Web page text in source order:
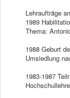
Lehraufträge
1989
Thema:
1988 Geburt
Umsiedlung
1983-1987